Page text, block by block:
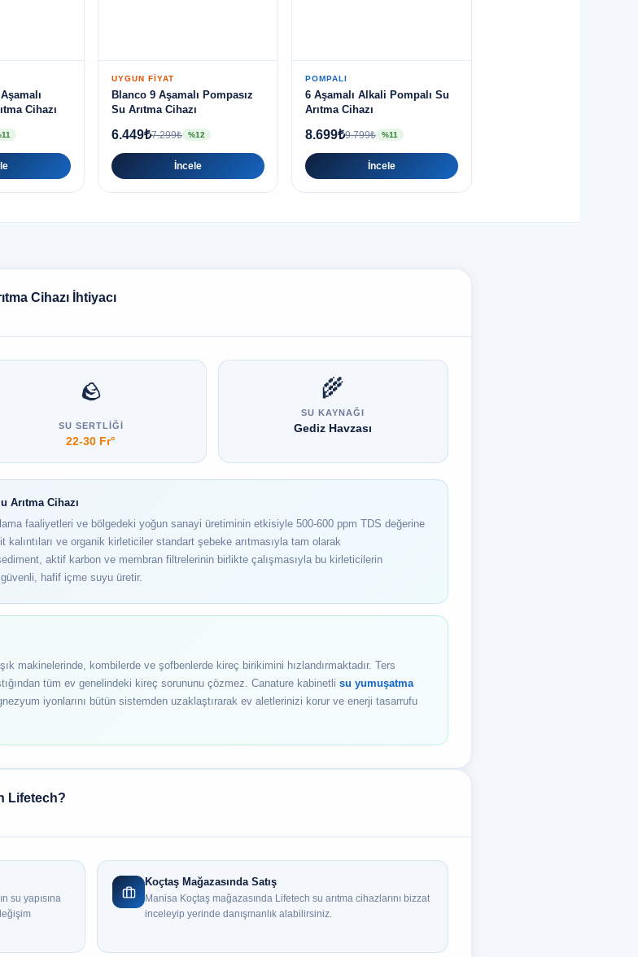
Cihazı
UYGUN FIYAT
Blanco 9 Aşamalı Pompasız
Su Arıtma Cihazı
6.449₺7.299₺ %12
İncele
POMPALI
6 Aşamalı Alkali Pompalı Su
Arıtma Cihazı
8.699₺9.799₺ %11
İncele
Cihazı İhtiyacı
🪨
SU SERTLIĞI
22-30 Fr°
🌾
SU KAYNAĞI
Gediz Havzası
Arıtma Cihazı
faaliyetleri ve bölgedeki yoğun sanayi üretiminin etkisiyle 500-600 ppm TDS değerine
kalıntıları ve organik kirleticiler standart şebeke arıtmasıyla tam olarak
aktif karbon ve membran filtrelerinin birlikte çalışmasıyla bu kirleticilerin
güvenli, hafif içme suyu üretir.
makinelerinde, kombilerde ve şofbenlerde kireç birikimini hızlandırmaktadır. Ters
tüm ev genelindeki kireç sorununu çözmez. Canature kabinetli su yumuşatma
iyonlarını bütün sistemden uzaklaştırarak ev aletlerinizi korur ve enerji tasarrufu
Lifetech?
su yapısına
Koçtaş Mağazasında Satış
Manisa Koçtaş mağazasında Lifetech su arıtma cihazlarını bizzat
inceleyip yerinde danışmanlık alabilirsiniz.